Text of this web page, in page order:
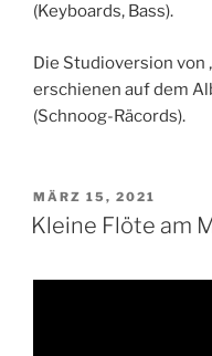
(Keyboards, Bass).
Die Studioversion von
erschienen auf dem
(Schnoog-Räcords).
VERÖFFENTLICHT
AM
MÄRZ 15, 2021
Kleine Flöte am